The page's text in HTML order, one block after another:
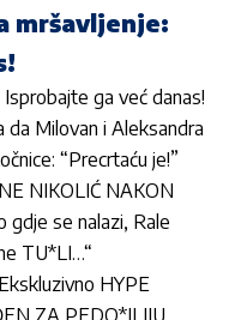
mršavljenje:
ga već danas!
da Milovan i Aleksandra
“Precrtaću je!”
NIKOLIĆ NAKON
gdje se nalazi, Rale
TU*LI…“
HYPE
ZA PEDO*ILIJU